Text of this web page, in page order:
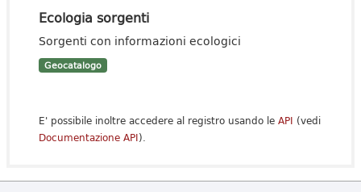
Ecologia sorgenti
Sorgenti con informazioni ecologici
Geocatalogo
E' possibile inoltre accedere al registro usando le API (vedi
Documentazione API).